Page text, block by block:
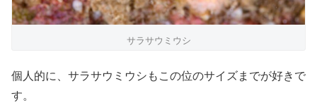
サラサウミウシ
個人的に、サラサウミウシもこの位のサイズまでが好きで
す。